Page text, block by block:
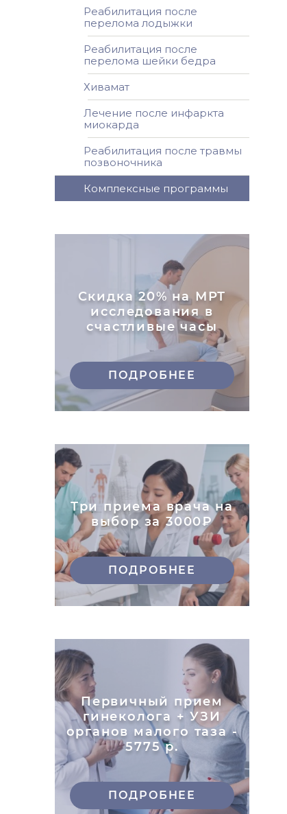
Реабилитация после
перелома лодыжки
Реабилитация после
перелома шейки бедра
Хивамат
Лечение после инфаркта
миокарда
Реабилитация после травмы
позвоночника
Комплексные программы
Скидка 20% на МРТ
исследования в
счастливые часы
ПОДРОБНЕЕ
Три приема врача на
выбор за 3000₽
ПОДРОБНЕЕ
Первичный прием
гинеколога + УЗИ
органов малого таза -
5775 р.
ПОДРОБНЕЕ